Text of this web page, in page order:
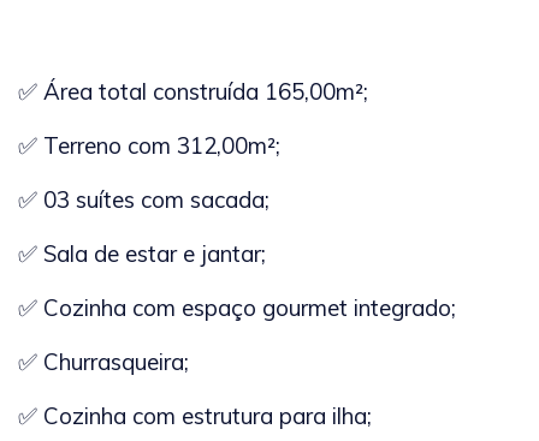
✅ Área total construída 165,00m²;
✅ Terreno com 312,00m²;
✅ 03 suítes com sacada;
✅ Sala de estar e jantar;
✅ Cozinha com espaço gourmet integrado;
✅ Churrasqueira;
✅ Cozinha com estrutura para ilha;